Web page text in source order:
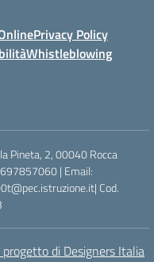
Privacy Policy
Whistleblowing
Pineta, 2, 00040 Rocca
| Email:
Cod.
progetto di Designers Italia